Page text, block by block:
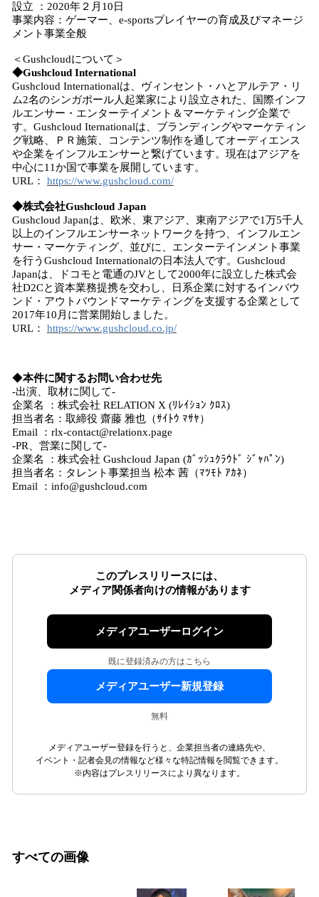
設立 ：2020年２月10日
事業内容：ゲーマー、e-sportsプレイヤーの育成及びマネージ
メント事業全般
＜Gushcloudについて＞
◆Gushcloud International
Gushcloud Internationalは、ヴィンセント・ハとアルテア・リ
ム2名のシンガポール人起業家により設立された、国際インフ
ルエンサー・エンターテイメント＆マーケティング企業で
す。Gushcloud Iternationalは、ブランディングやマーケティン
グ戦略、ＰＲ施策、コンテンツ制作を通してオーディエンス
や企業をインフルエンサーと繋げています。現在はアジアを
中心に11か国で事業を展開しています。
URL： https://www.gushcloud.com/
◆株式会社Gushcloud Japan
Gushcloud Japanは、欧米、東アジア、東南アジアで1万5千人
以上のインフルエンサーネットワークを持つ、インフルエン
サー・マーケティング、並びに、エンターテインメント事業
を行うGushcloud Internationalの日本法人です。Gushcloud
Japanは、ドコモと電通のJVとして2000年に設立した株式会
社D2Cと資本業務提携を交わし、日系企業に対するインバウ
ンド・アウトバウンドマーケティングを支援する企業として
2017年10月に営業開始しました。
URL： https://www.gushcloud.co.jp/
◆本件に関するお問い合わせ先
-出演、取材に関して-
企業名 ：株式会社 RELATION X (ﾘﾚｲｼｮﾝ ｸﾛｽ)
担当者名：取締役 齋藤 雅也（ｻｲﾄｳ ﾏｻﾔ）
Email ：rlx-contact@relationx.page
-PR、営業に関して-
企業名 ：株式会社 Gushcloud Japan (ｶﾞｯｼｭｸﾗｳﾄﾞ ｼﾞｬﾊﾟﾝ)
担当者名：タレント事業担当 松本 茜（ﾏﾂﾓﾄ ｱｶﾈ）
Email ：info@gushcloud.com
このプレスリリースには、
メディア関係者向けの情報があります
メディアユーザーログイン
既に登録済みの方はこちら
メディアユーザー新規登録
無料
メディアユーザー登録を行うと、企業担当者の連絡先や、
イベント・記者会見の情報など様々な特記情報を閲覧できます。
※内容はプレスリリースにより異なります。
すべての画像